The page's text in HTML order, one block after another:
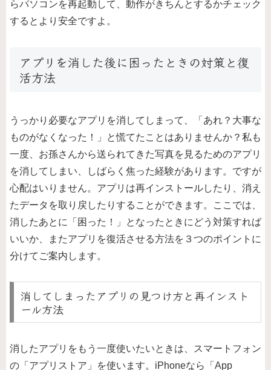
らパソコンを再起動して、動作がきちんとするかチェック
するとより安全ですよ。
アプリを消した後に困ったときの対策と復
活方法
うっかり必要なアプリを消してしまって、「あれ？大事な
ものがなくなった！」と慌てたことはありませんか？私も
一度、お孫さんから送られてきた写真を見るためのアプリ
を消してしまい、しばらく焦った経験があります。ですが
心配はいりません。アプリは再インストールしたり、消え
たデータを取り戻したりすることができます。ここでは、
消したあとに「困った！」となったときにどう対策すれば
いいか、またアプリを復活させる方法を３つのポイントに
分けてご案内します。
消してしまったアプリの見つけ方と再インスト
ール方法
消したアプリをもう一度使いたいときは、スマートフォン
の「アプリストア」を使います。iPhoneなら「App